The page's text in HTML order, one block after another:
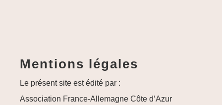
Mentions légales
Le présent site est édité par :
Association France-Allemagne Côte d’Azur